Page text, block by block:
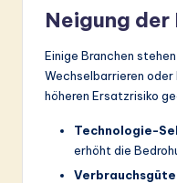
Neigung der
Einige Branchen
Wechselbarrieren oder
höheren Ersatzrisiko
Technologie-
erhöht die